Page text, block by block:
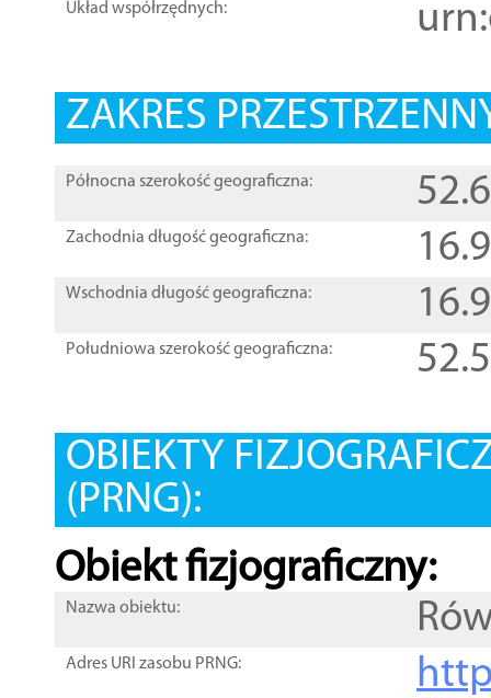
Układ współrzędnych:
ZAKRES
Północna szerokość geograficzna:
Zachodnia długość geograficzna:
Wschodnia długość geograficzna:
Południowa szerokość geograficzna:
OBIEKTY
(PRNG):
Obiekt fizjograficzny:
Nazwa obiektu:
Adres URI zasobu PRNG: